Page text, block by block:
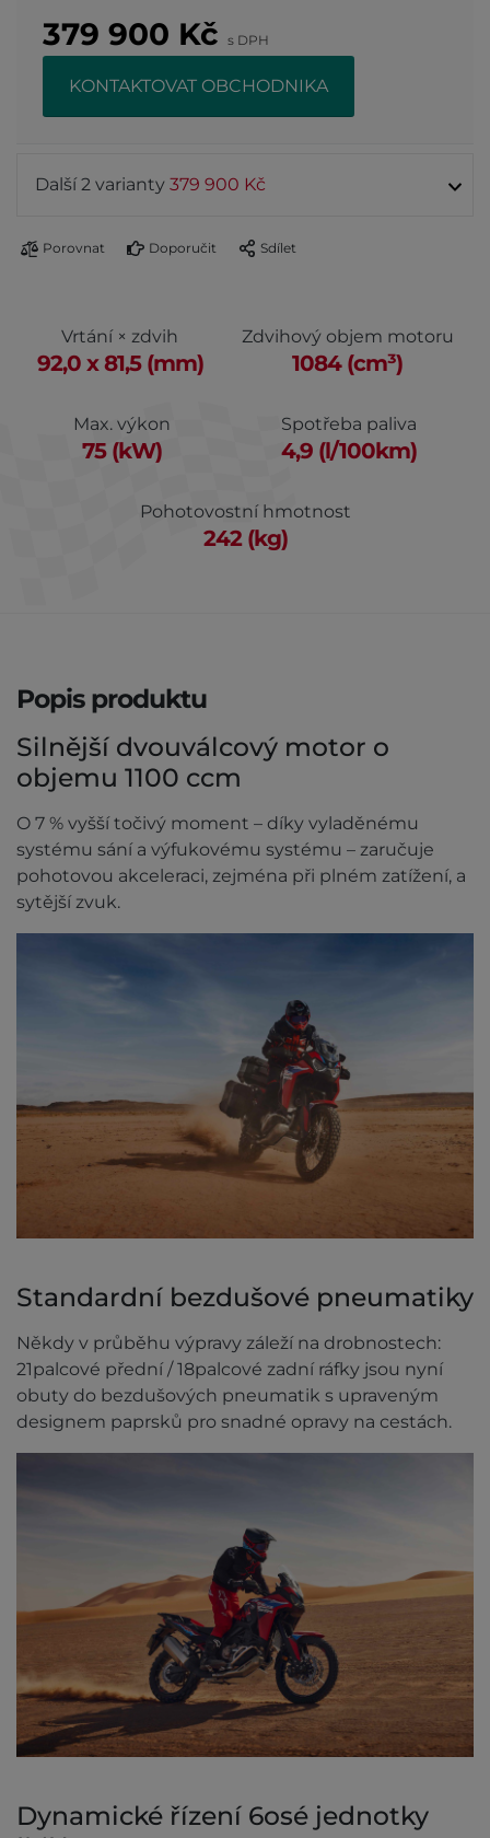
379 900 Kč s DPH
KONTAKTOVAT OBCHODNIKA
Další 2 varianty 379 900 Kč
Porovnat Doporučit Sdílet
Vrtání × zdvih
92,0 x 81,5 (mm)
Zdvihový objem motoru
1084 (cm³)
Max. výkon
75 (kW)
Spotřeba paliva
4,9 (l/100km)
Pohotovostní hmotnost
242 (kg)
Popis produktu
Silnější dvouválcový motor o
objemu 1100 ccm
O 7 % vyšší točivý moment – díky vyladěnému
systému sání a výfukovému systému – zaručuje
pohotovou akceleraci, zejména při plném zatížení, a
sytější zvuk.
Standardní bezdušové pneumatiky
Někdy v průběhu výpravy záleží na drobnostech:
21palcové přední / 18palcové zadní ráfky jsou nyní
obuty do bezdušových pneumatik s upraveným
designem paprsků pro snadné opravy na cestách.
Dynamické řízení 6osé jednotky